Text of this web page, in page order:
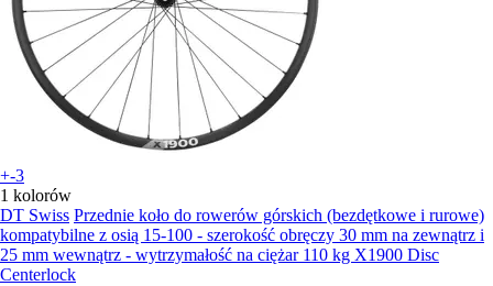
+-3
1 kolorów
DT Swiss Przednie koło do rowerów górskich (bezdętkowe i rurowe)
kompatybilne z osią 15-100 - szerokość obręczy 30 mm na zewnątrz i
25 mm wewnątrz - wytrzymałość na ciężar 110 kg X1900 Disc
Centerlock